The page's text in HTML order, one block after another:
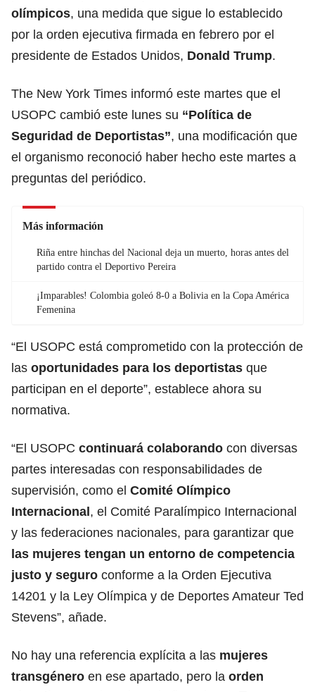
olímpicos, una medida que sigue lo establecido
por la orden ejecutiva firmada en febrero por el
presidente de Estados Unidos, Donald Trump.
The New York Times informó este martes que el
USOPC cambió este lunes su “Política de
Seguridad de Deportistas”, una modificación que
el organismo reconoció haber hecho este martes a
preguntas del periódico.
Más información
Riña entre hinchas del Nacional deja un muerto, horas antes del
partido contra el Deportivo Pereira
¡Imparables! Colombia goleó 8-0 a Bolivia en la Copa América
Femenina
“El USOPC está comprometido con la protección de
las oportunidades para los deportistas que
participan en el deporte”, establece ahora su
normativa.
“El USOPC continuará colaborando con diversas
partes interesadas con responsabilidades de
supervisión, como el Comité Olímpico
Internacional, el Comité Paralímpico Internacional
y las federaciones nacionales, para garantizar que
las mujeres tengan un entorno de competencia
justo y seguro conforme a la Orden Ejecutiva
14201 y la Ley Olímpica y de Deportes Amateur Ted
Stevens”, añade.
No hay una referencia explícita a las mujeres
transgénero en ese apartado, pero la orden